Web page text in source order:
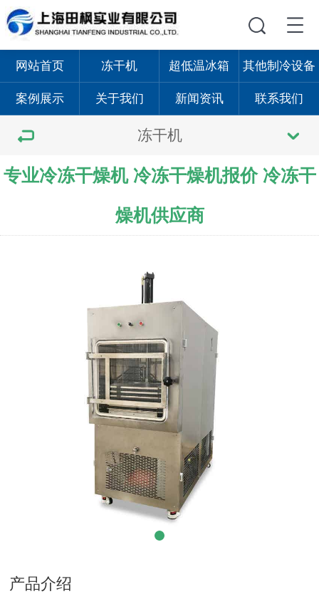
网站首页 冻干机 超低温冰箱 其他制冷设备
案例展示 关于我们 新闻资讯 联系我们
冻干机
专业冷冻干燥机 冷冻干燥机报价 冷冻干
燥机供应商
产品介绍